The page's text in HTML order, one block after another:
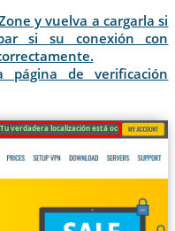
y vuelva a cargarla si
si su conexión con
página de verificación
verdadera localización está oculta!